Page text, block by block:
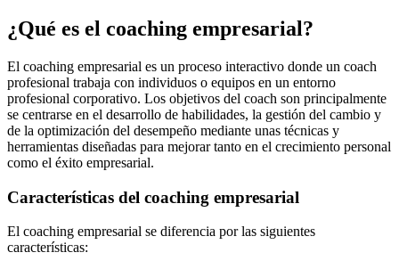
¿Qué es el coaching empresarial?
El coaching empresarial es un proceso interactivo donde un coach
profesional trabaja con individuos o equipos en un entorno
profesional corporativo. Los objetivos del coach son principalmente
se centrarse en el desarrollo de habilidades, la gestión del cambio y
de la optimización del desempeño mediante unas técnicas y
herramientas diseñadas para mejorar tanto en el crecimiento personal
como el éxito empresarial.
Características del coaching empresarial
El coaching empresarial se diferencia por las siguientes
características: